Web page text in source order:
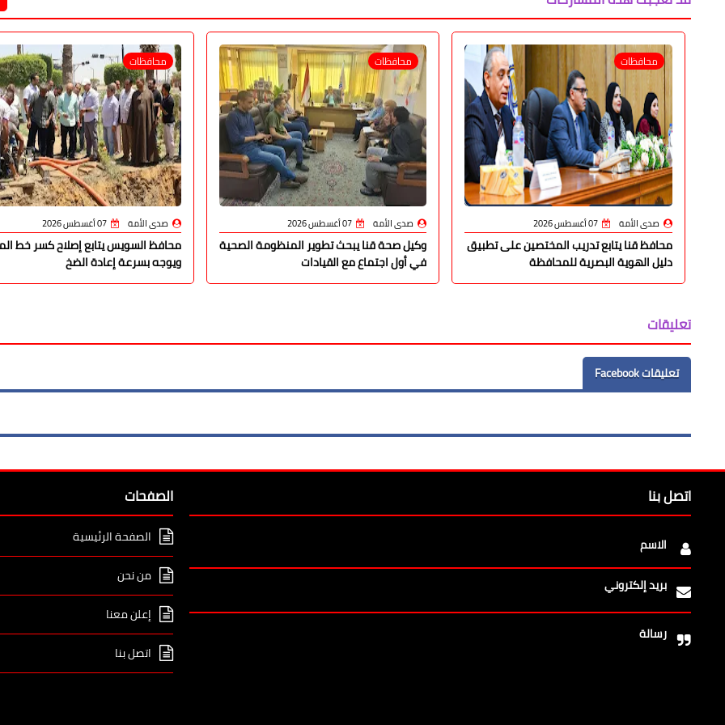
محافظات
صدى الأمة 07 أغسطس 2026
محافظ قنا يتابع تدريب المختصين على تطبيق
دليل الهوية البصرية للمحافظة
محافظات
صدى الأمة 07 أغسطس 2026
وكيل صحة قنا يبحث تطوير المنظومة الصحية
في أول اجتماع مع القيادات
محافظات
صدى الأمة 07 أغسطس 2026
محافظ السويس يتابع إصلاح كسر خط
ويوجه بسرعة إعادة الضخ
تعليقات
تعليقات Facebook
اتصل بنا
الاسم
بريد إلكتروني
رسالة
الصفحات
الصفحة الرئيسية
من نحن
إعلن معنا
اتصل بنا